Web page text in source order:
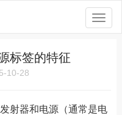
标签的特征
10-28
射器和电源（通常是电